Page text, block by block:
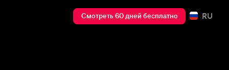
Смотреть 60 дней бесплатно RU